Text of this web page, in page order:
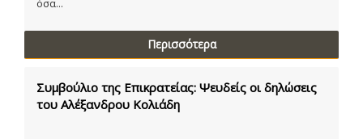
όσα...
Περισσότερα
Συμβούλιο της Επικρατείας: Ψευδείς οι δηλώσεις
του Αλέξανδρου Κολιάδη